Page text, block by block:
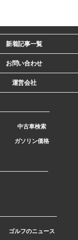
新着記事一覧
お問い合わせ
運営会社
中古車検索
ガソリン価格
ゴルフのニュース